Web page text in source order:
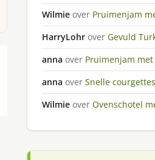
Wilmie over Pruimenjam
HarryLohr over Gevuld
anna over Pruimenjam
anna over Snelle
Wilmie over Ovenschotel